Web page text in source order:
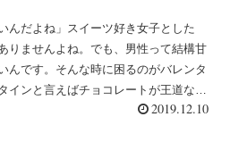
んだよね」スイーツ好き女子とした
りませんよね。でも、男性って結構甘
んです。そんな時に困るのがバレンタ
インと言えばチョコレートが王道なの
2019.12.10